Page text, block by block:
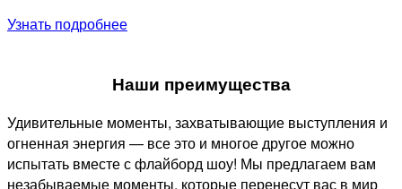
Узнать подробнее
Наши преимущества
Удивительные моменты, захватывающие выступления и
огненная энергия — все это и многое другое можно
испытать вместе с флайборд шоу! Мы предлагаем вам
незабываемые моменты, которые перенесут вас в мир